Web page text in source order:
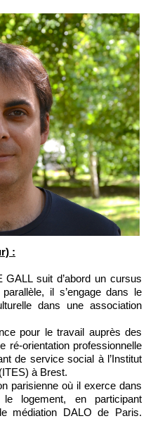
:
suit d’abord un cursus
il s’engage dans le
dans une association
pour le travail auprès des
ré-orientation professionnelle
de service social à l’Institut
à Brest.
parisienne où il exerce dans
logement, en participant
médiation DALO de Paris.